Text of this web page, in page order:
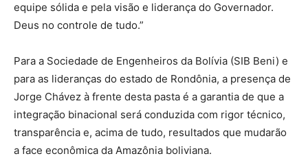
equipe sólida e pela visão e liderança do Governador.
Deus no controle de tudo.”
Para a Sociedade de Engenheiros da Bolívia (SIB Beni) e
para as lideranças do estado de Rondônia, a presença de
Jorge Chávez à frente desta pasta é a garantia de que a
integração binacional será conduzida com rigor técnico,
transparência e, acima de tudo, resultados que mudarão
a face econômica da Amazônia boliviana.